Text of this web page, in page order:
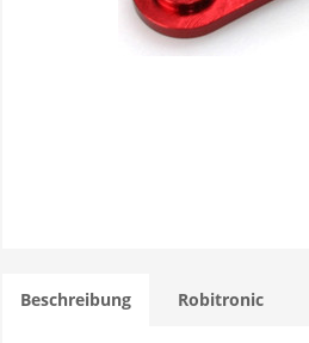
Beschreibung Robitronic